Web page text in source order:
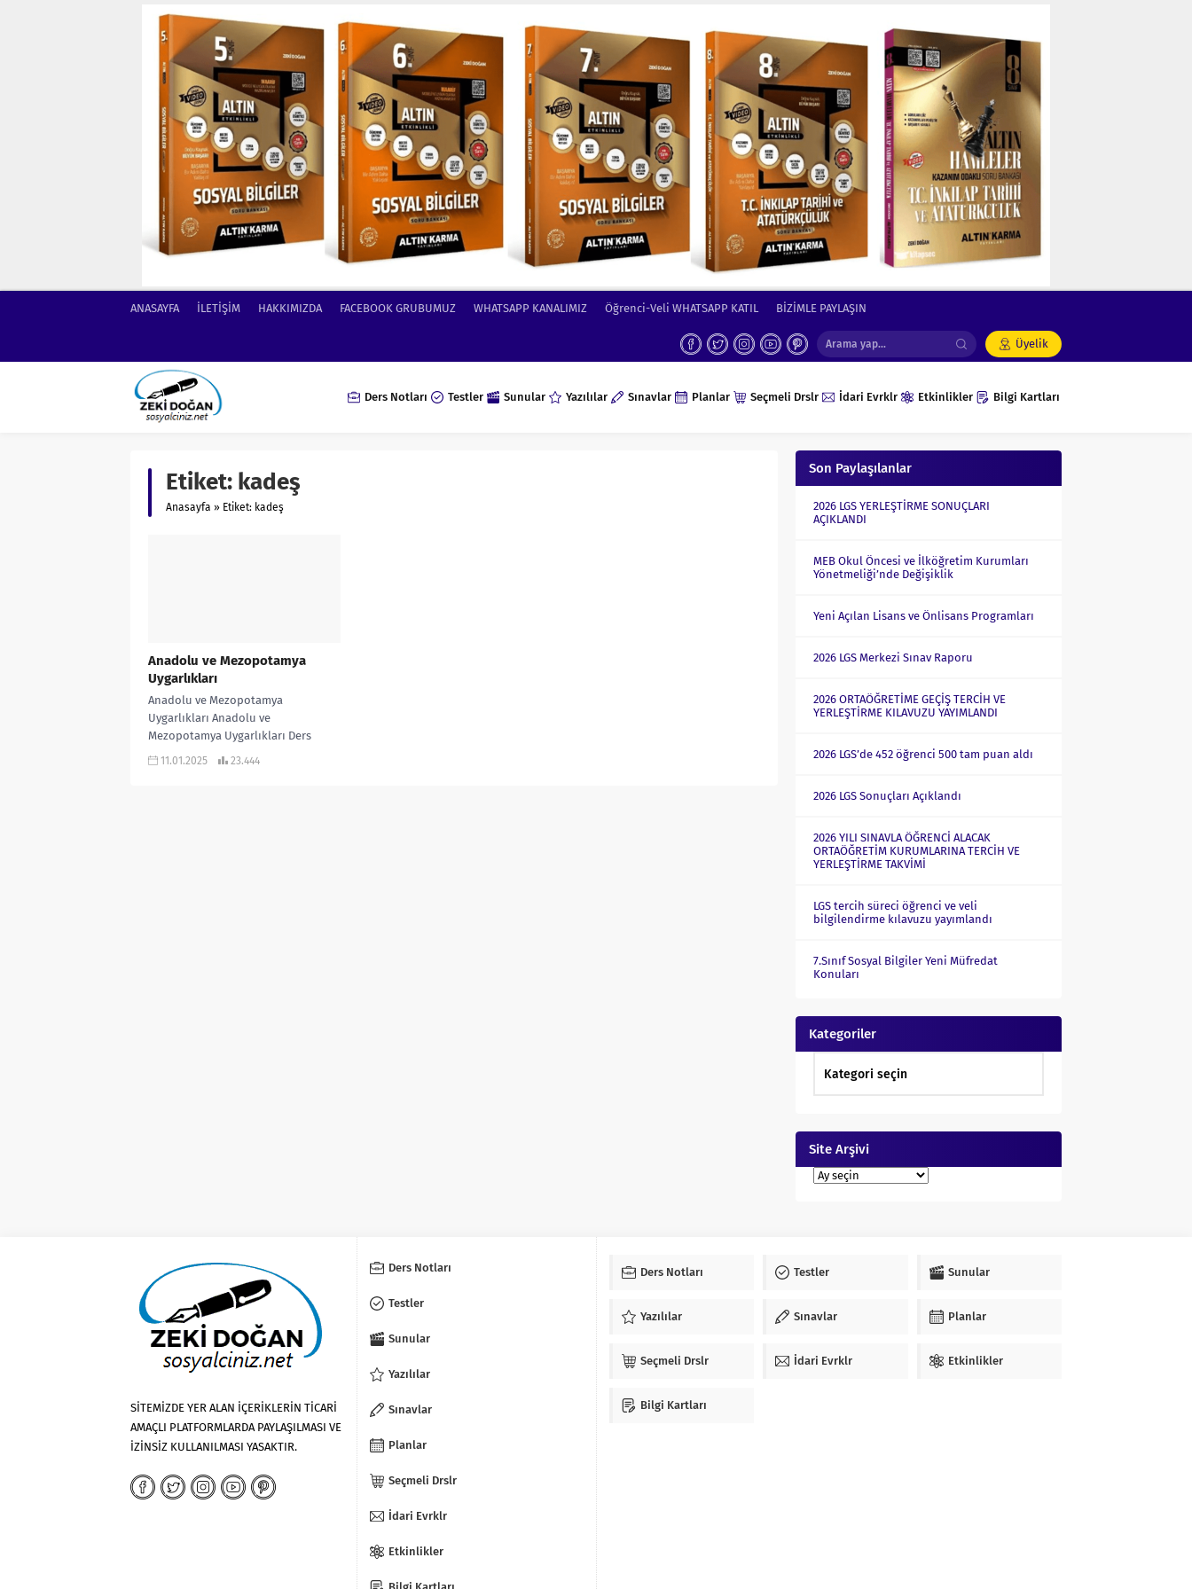
ANASAYFA İLETİŞİM HAKKIMIZDA FACEBOOK GRUBUMUZ WHATSAPP KANALIMIZ Öğrenci-Veli WHATSAPP KATIL BİZİMLE PAYLAŞIN
Üyelik
Ders Notları Testler Sunular Yazılılar Sınavlar Planlar Seçmeli Drslr İdari Evrklr Etkinlikler Bilgi Kartları
Etiket: kadeş
Anasayfa » Etiket: kadeş
Anadolu ve Mezopotamya
Uygarlıkları
Anadolu ve Mezopotamya
Uygarlıkları Anadolu ve
Mezopotamya Uygarlıkları Ders
Notu İNDİR ANADOLU VE
11.01.2025 23.444
Son Paylaşılanlar
2026 LGS YERLEŞTİRME SONUÇLARI
AÇIKLANDI
MEB Okul Öncesi ve İlköğretim Kurumları
Yönetmeliği’nde Değişiklik
Yeni Açılan Lisans ve Önlisans Programları
2026 LGS Merkezi Sınav Raporu
2026 ORTAÖĞRETİME GEÇİŞ TERCİH VE
YERLEŞTİRME KILAVUZU YAYIMLANDI
2026 LGS’de 452 öğrenci 500 tam puan aldı
2026 LGS Sonuçları Açıklandı
2026 YILI SINAVLA ÖĞRENCİ ALACAK
ORTAÖĞRETİM KURUMLARINA TERCİH VE
YERLEŞTİRME TAKVİMİ
LGS tercih süreci öğrenci ve veli
bilgilendirme kılavuzu yayımlandı
7.Sınıf Sosyal Bilgiler Yeni Müfredat
Konuları
Kategoriler
Site Arşivi
SİTEMİZDE YER ALAN İÇERİKLERİN TİCARİ
AMAÇLI PLATFORMLARDA PAYLAŞILMASI VE
İZİNSİZ KULLANILMASI YASAKTIR.
Ders Notları
Testler
Sunular
Yazılılar
Sınavlar
Planlar
Seçmeli Drslr
İdari Evrklr
Etkinlikler
Ders Notları Testler Sunular
Yazılılar Sınavlar Planlar
Seçmeli Drslr İdari Evrklr Etkinlikler
Bilgi Kartları